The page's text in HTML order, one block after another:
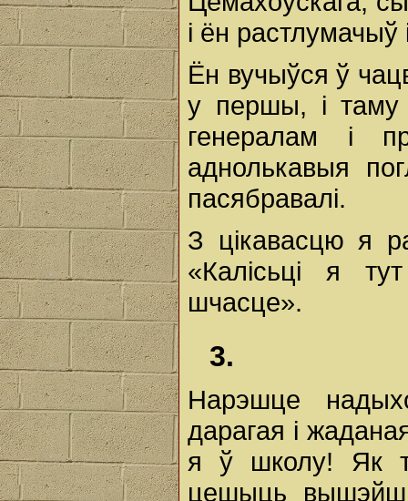
і ён растлумачыў
Ён вучыўся ў
у першы, і таму
генералам і
аднолькавыя
пасябравалі.
З цікавасцю я
«Калісьці я
шчасце».
3.
Нарэшце
дарагая і
я ў школу! Як
цешыць